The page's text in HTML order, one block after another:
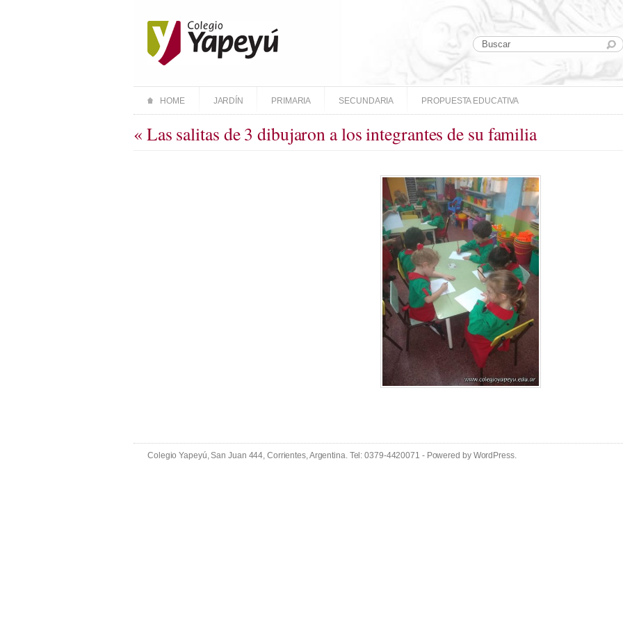
HOME JARDÍN PRIMARIA SECUNDARIA PROPUESTA EDUCATIVA
« Las salitas de 3 dibujaron a los integrantes de su familia
Colegio Yapeyú, San Juan 444, Corrientes, Argentina. Tel: 0379-4420071 - Powered by WordPress.